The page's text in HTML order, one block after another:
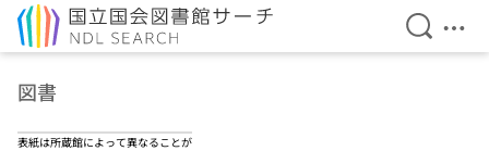
検索を
メ
図書
表紙は所蔵館によって異なることが